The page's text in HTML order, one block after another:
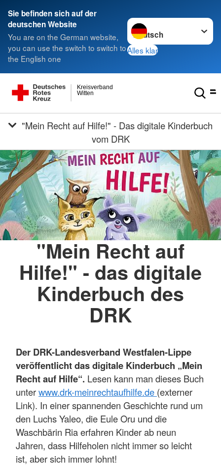
Sie befinden sich auf der
deutschen Website
You are on the German website,
you can use the switch to switch to
the English one
Sprache wechseln zu
Alles klar
Witten
Kreisverband
vom DRK
"Mein Recht auf
Hilfe!" - das digitale
Kinderbuch des
DRK
Der DRK-Landesverband Westfalen-Lippe
veröffentlicht das digitale Kinderbuch „Mein
Recht auf Hilfe“. Lesen kann man dieses Buch
unterwww.drk-meinrechtaufhilfe.de (externer
Link). In einer spannenden Geschichte rund um
den Luchs Yaleo, die Eule Oru und die
Waschbärin Ria erfahren Kinder ab neun
Jahren, dass Hilfeholen nicht immer so leicht
ist, aber sich immer lohnt!